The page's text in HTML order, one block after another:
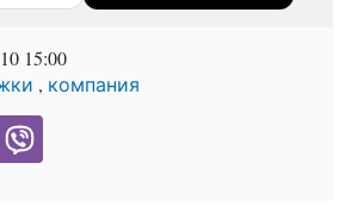
15:00
, компания